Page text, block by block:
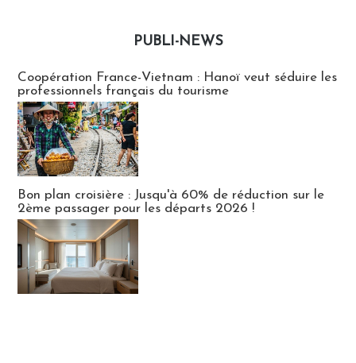
PUBLI-NEWS
Coopération France-Vietnam : Hanoï veut séduire les
professionnels français du tourisme
Bon plan croisière : Jusqu'à 60% de réduction sur le
2ème passager pour les départs 2026 !